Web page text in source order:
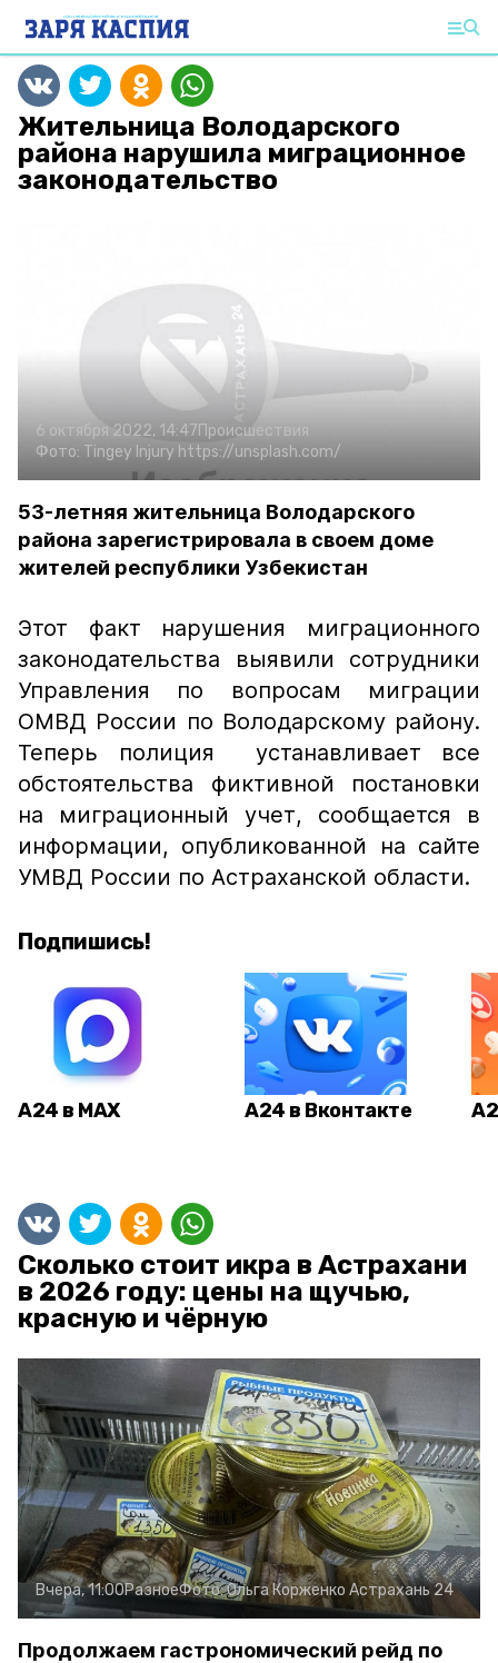
Жительница Володарского
района нарушила миграционное
законодательство
6 октября 2022, 14:47Происшествия
Фото: Tingey Injury https://unsplash.com/
53-летняя жительница Володарского
района зарегистрировала в своем доме
жителей республики Узбекистан
Этот факт нарушения миграционного
законодательства выявили сотрудники
Управления по вопросам миграции
ОМВД России по Володарскому району.
Теперь полиция устанавливает все
обстоятельства фиктивной постановки
на миграционный учет, сообщается в
информации, опубликованной на сайте
УМВД России по Астраханской области.
Подпишись!
А24 в MAX А24 в Вконтакте
Сколько стоит икра в Астрахани
в 2026 году: цены на щучью,
красную и чёрную
Вчера, 11:00РазноеФото:Ольга Корженко Астрахань 24
Продолжаем гастрономический рейд по